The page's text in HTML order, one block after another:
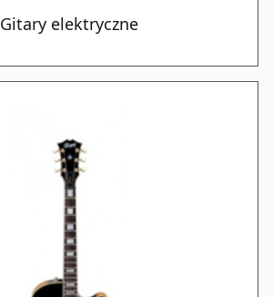
Gitary elektryczne